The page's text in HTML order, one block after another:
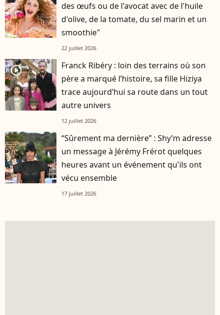
des œufs ou de l'avocat avec de l'huile
d'olive, de la tomate, du sel marin et un
smoothie"
22 juillet 2026
player2
Franck Ribéry : loin des terrains où son
père a marqué l’histoire, sa fille Hiziya
trace aujourd’hui sa route dans un tout
autre univers
12 juillet 2026
“Sûrement ma dernière” : Shy’m adresse
un message à Jérémy Frérot quelques
heures avant un événement qu'ils ont
vécu ensemble
17 juillet 2026